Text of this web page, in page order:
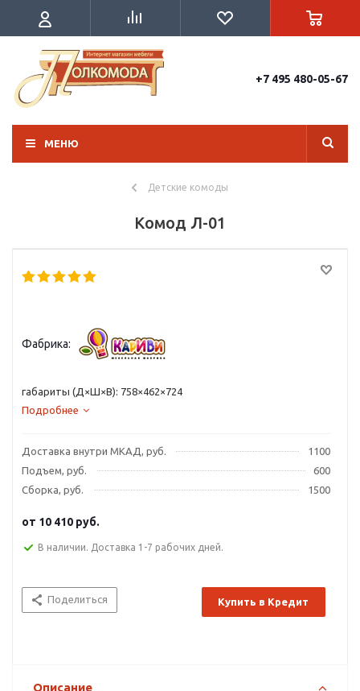
+7 495 480-05-67
МЕНЮ
Детские комоды
Комод Л-01
Фабрика:
габариты (Д×Ш×В): 758×462×724
Подробнее
Доставка внутри МКАД, руб.
1100
Подъем, руб.
600
Сборка, руб.
1500
от 10 410 руб.
В наличии. Доставка 1-7 рабочих дней.
Поделиться Купить в Кредит
Описание